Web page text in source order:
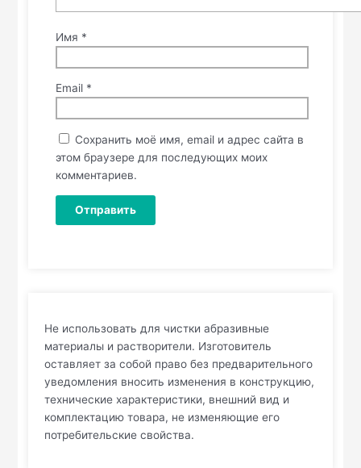
Имя *
Email *
Сохранить моё имя, email и адрес сайта в
этом браузере для последующих моих
комментариев.
Не использовать для чистки абразивные
материалы и растворители. Изготовитель
оставляет за собой право без предварительного
уведомления вносить изменения в конструкцию,
технические характеристики, внешний вид и
комплектацию товара, не изменяющие его
потребительские свойства.